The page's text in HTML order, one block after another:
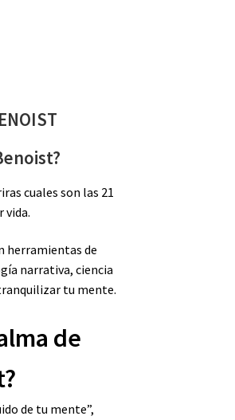
cuales son las 21
vida.
herramientas de
narrativa, ciencia
tu mente.
de
de tu mente”,